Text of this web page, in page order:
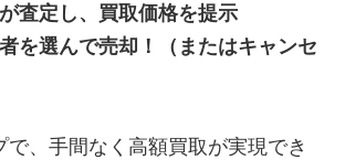
査定し、買取価格を提示
を選んで売却！（またはキャンセ
で、手間なく高額買取が実現でき